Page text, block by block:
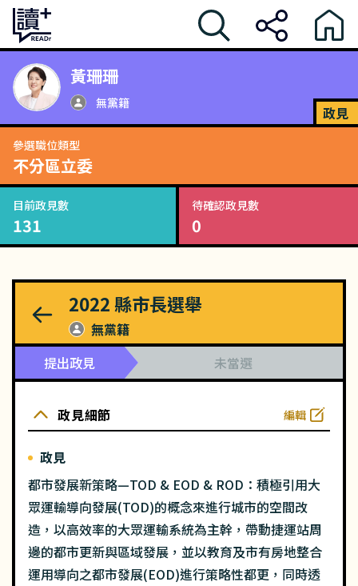
黃珊珊
無黨籍
政見
參選職位類型
不分區立委
目前政見數
131
待確認政見數
0
2022 縣市長選舉
無黨籍
提出政見
未當選
政見細節 編輯
政見
都市發展新策略—TOD & EOD & ROD：積極引用大
眾運輸導向發展(TOD)的概念來進行城市的空間改
造，以高效率的大眾運輸系統為主幹，帶動捷運站周
邊的都市更新與區域發展，並以教育及市有房地整合
運用導向之都市發展(EOD)進行策略性都更，同時透